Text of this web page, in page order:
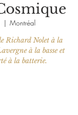
  |
Montréal
Richard Nolet à la
à la basse et
à la batterie.